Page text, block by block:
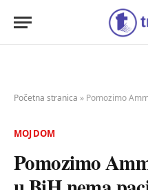
Početna stranica » Pomozimo Ammaru da se
MOJ DOM
Pomozimo